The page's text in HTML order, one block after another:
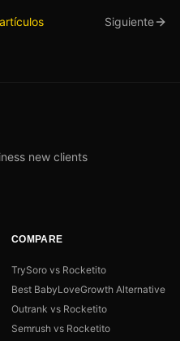
Siguiente
new clients
COMPARE
TrySoro vs Rocketito
Best BabyLoveGrowth Alternative
Outrank vs Rocketito
Semrush vs Rocketito